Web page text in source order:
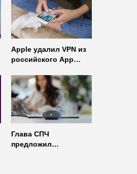
клиентов
мессенджера
Apple удалил VPN из
российского App
Глава СПЧ
предложил